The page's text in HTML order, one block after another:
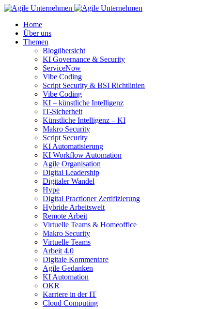
Home
Über uns
Themen
Blogübersicht
KI Governance & Security
ServiceNow
Vibe Coding
Script Security & BSI Richtlinien
Vibe Coding
KI – künstliche Intelligenz
IT-Sicherheit
Künstliche Intelligenz – KI
Makro Security
Script Security
KI Automatisierung
KI Workflow Automation
Agile Organisation
Digital Leadership
Digitaler Wandel
Hype
Digital Practioner Zertifizierung
Hybride Arbeitswelt
Remote Arbeit
Virtuelle Teams & Homeoffice
Makro Security
Virtuelle Teams
Arbeit 4.0
Digitale Kommentare
Agile Gedanken
KI Automation
OKR
Karriere in der IT
Cloud Computing